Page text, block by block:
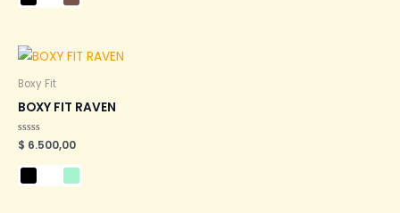
5
Boxy Fit
BOXY FIT RAVEN
Valorado
en
0
de
5
$ 6.500,00